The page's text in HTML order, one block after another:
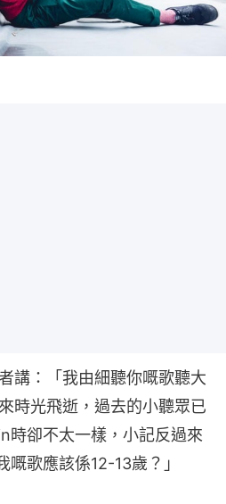
講：「我由細聽你嘅歌聽大
時光飛逝，過去的小聽眾已
時卻不太一樣，小記反過來
歌應該係12-13歲？」